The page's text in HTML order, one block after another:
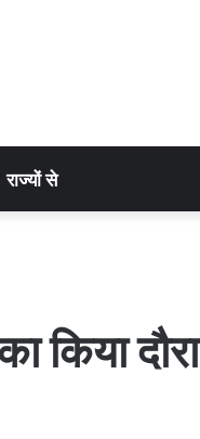
राज्यों से
किया दौरा